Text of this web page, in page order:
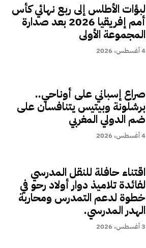
لبؤات الأطلس إلى ربع نهائي كأس
أمم إفريقيا 2026 بعد صدارة
المجموعة الأولى
4 أغسطس، 2026
صراع إسباني على أوناحي..
برشلونة وبيتيس يتنافسان على
ضم الدولي المغربي
4 أغسطس، 2026
اقتناء حافلة للنقل المدرسي
لفائدة تلاميذ دوار أولاد رحو في
خطوة لدعم التمدرس ومحاربة
الهدر المدرسي.
3 أغسطس، 2026